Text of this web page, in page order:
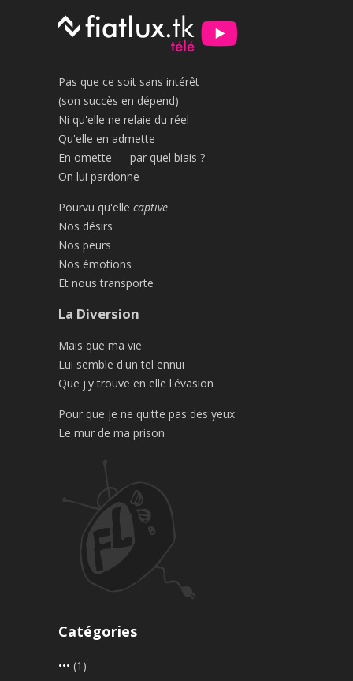
Pas que ce soit sans intérêt
(son succès en dépend)
Ni qu'elle ne relaie du réel
Qu'elle en admette
En omette — par quel biais ?
On lui pardonne
Pourvu qu'elle captive
Nos désirs
Nos peurs
Nos émotions
Et nous transporte
La Diversion
Mais que ma vie
Lui semble d'un tel ennui
Que j'y trouve en elle l'évasion
Pour que je ne quitte pas des yeux
Le mur de ma prison
Catégories
••• (1)